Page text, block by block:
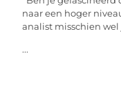
naar een hoger
analist misschien
...